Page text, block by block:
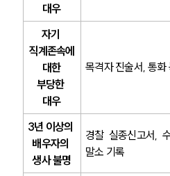
대우
자기
직계존속에
대한
부당한
대우
목격자 진술서, 통화
3년 이상의
배우자의
생사 불명
경찰 실종신고서,
말소 기록